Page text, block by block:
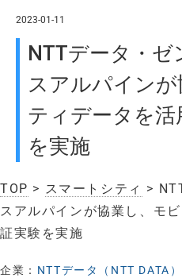
2023-01-11
NTTデータ・
スアルパインが
ティデータを
を実施
TOP > スマートシティ >
スアルパインが協業し、モ
証実験を実施
企業： NTTデータ（NTT DATA）